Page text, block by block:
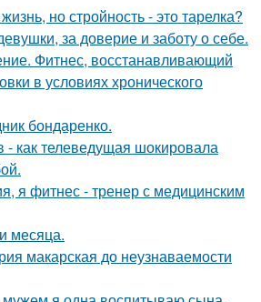
но стройность - это тарелка?
за доверие и заботу о себе.
Фитнес, восстанавливающий
в условиях хронического
бондаренко.
- как телеведущая шокировала
я фитнес - тренер с медицинским
месяца.
макарская до неузнаваемости